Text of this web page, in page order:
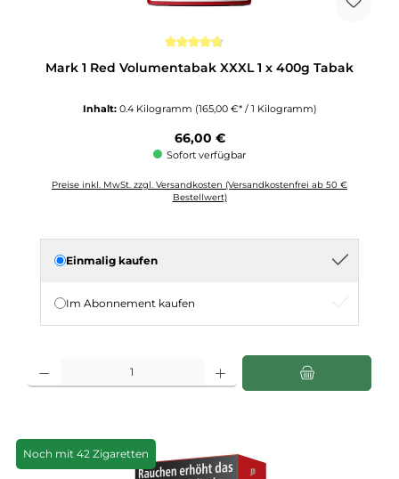
Mark 1 Red Volumentabak XXXL 1 x 400g Tabak
Inhalt: 0.4 Kilogramm (165,00 €* / 1 Kilogramm)
Regulärer Preis:
66,00 €
Sofort verfügbar
Preise inkl. MwSt. zzgl. Versandkosten (Versandkostenfrei ab 50 €
Bestellwert)
Einmalig kaufen
Im Abonnement kaufen
Noch mit 42 Zigaretten